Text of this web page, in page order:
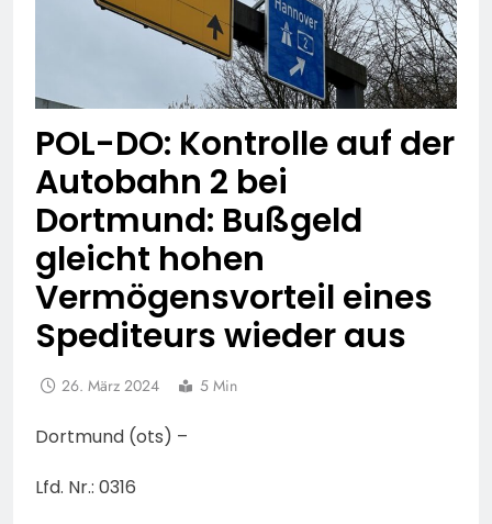
POL-DO: Kontrolle auf der
Autobahn 2 bei
Dortmund: Bußgeld
gleicht hohen
Vermögensvorteil eines
Spediteurs wieder aus
26. März 2024 5 Min
Dortmund (ots) –
Lfd. Nr.: 0316